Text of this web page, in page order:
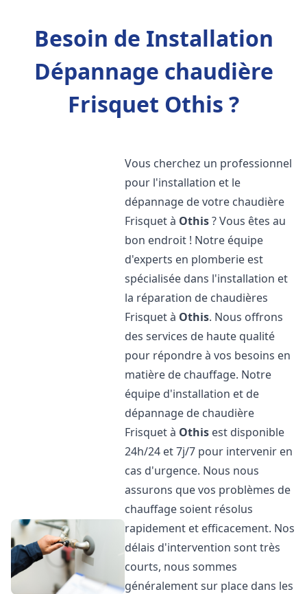
Besoin de Installation
Dépannage chaudière
Frisquet Othis ?
Vous cherchez un professionnel
pour l'installation et le
dépannage de votre chaudière
Frisquet à Othis? Vous êtes au
bon endroit ! Notre équipe
d'experts en plomberie est
spécialisée dans l'installation et
la réparation de chaudières
Frisquet à Othis. Nous offrons
des services de haute qualité
pour répondre à vos besoins en
matière de chauffage. Notre
équipe d'installation et de
dépannage de chaudière
Frisquet à Othis est disponible
24h/24 et 7j/7 pour intervenir en
cas d'urgence. Nous nous
assurons que vos problèmes de
chauffage soient résolus
rapidement et efficacement. Nos
délais d'intervention sont très
courts, nous sommes
généralement sur place dans les